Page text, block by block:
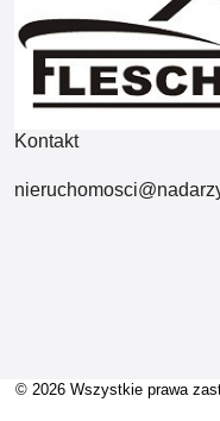
Kontakt
© 2026 Wszystkie prawa